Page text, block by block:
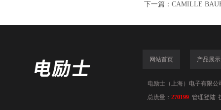
下一篇： CAMILLE
网站首页 产品展示
电励士（上海）电子有限公
总流量： 270199 管理登陆